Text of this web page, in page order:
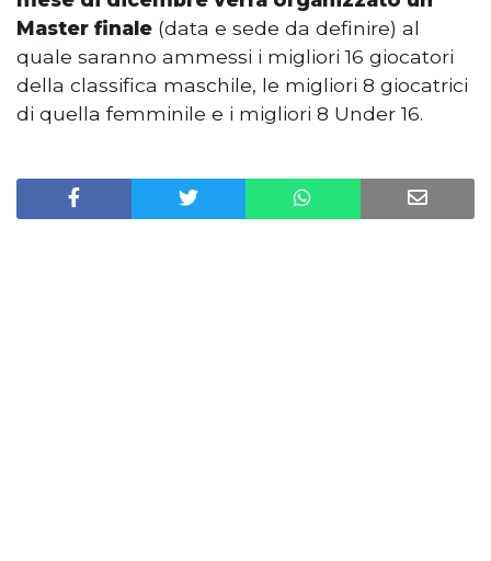
Master finale (data e sede da definire) al
quale saranno ammessi i migliori 16 giocatori
della classifica maschile, le migliori 8 giocatrici
di quella femminile e i migliori 8 Under 16.